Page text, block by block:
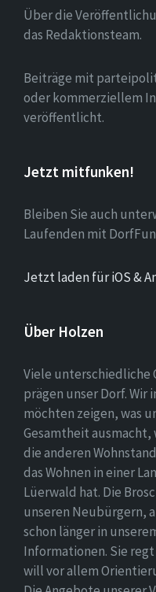
Über die
das Redaktionsteam.
Beiträge mit
oder kommerziellem
veröffentlicht.
Jetzt mitfunken!
Bleiben Sie auch
Laufenden mit
Jetzt laden für iOS &
Über Holzen
Viele unterschiedliche
prägen unser Dorf.
möchten zeigen, was
Gesamtheit ausmacht,
die anderen
das Wohnen in einer
Lüerwald hat. Die
unseren Neubürgern,
schon länger in
Informationen. Sie
will vor allem